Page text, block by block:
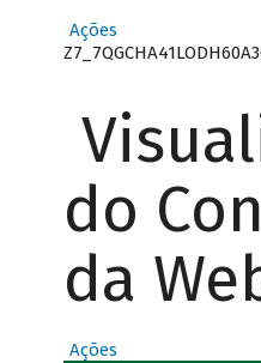
Ações
do
da
Ações